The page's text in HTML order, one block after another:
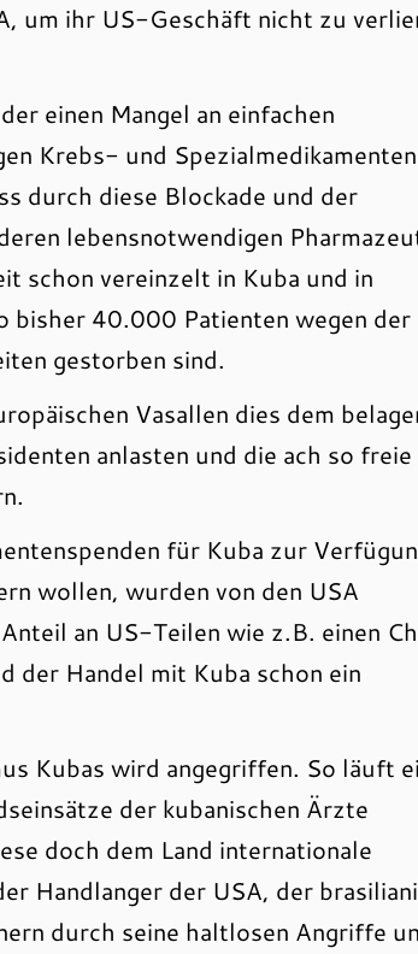
um ihr US-Geschäft nicht zu
einen Mangel an einfachen
Krebs- und
durch diese Blockade und der
lebensnotwendigen
schon vereinzelt in Kuba und in
bisher 40.000 Patienten wegen der
gestorben sind.
Vasallen dies dem
anlasten und die ach so freie
für Kuba zur
wollen, wurden von den USA
an US-Teilen wie z.B. einen
der Handel mit Kuba schon ein
Kubas wird angegriffen. So läuft
der kubanischen Ärzte
doch dem Land internationale
Handlanger der USA, der
durch seine haltlosen Angriffe